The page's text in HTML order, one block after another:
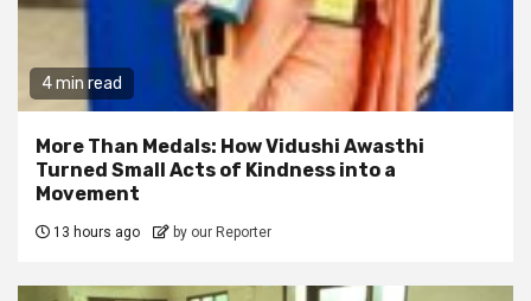
4 min read
More Than Medals: How Vidushi Awasthi
Turned Small Acts of Kindness into a
Movement
13 hours ago by our Reporter